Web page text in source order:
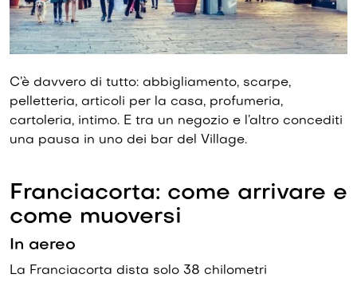
C’è davvero di tutto: abbigliamento, scarpe,
pelletteria, articoli per la casa, profumeria,
cartoleria, intimo. E tra un negozio e l’altro concediti
una pausa in uno dei bar del Village.
Franciacorta: come arrivare e
come muoversi
In aereo
La Franciacorta dista solo 38 chilometri